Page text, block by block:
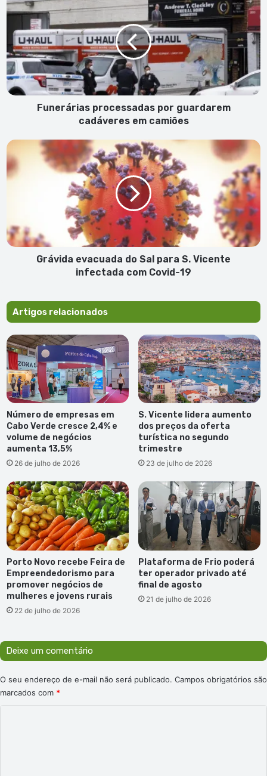
processadas
por
guardarem
cadáveres
em
camiões
Funerárias processadas por guardarem
cadáveres em camiões
Grávida
evacuada
do
Sal
infectada
com
Grávida evacuada do Sal para S. Vicente
infectada com Covid-19
Artigos relacionados
Número de empresas em
Cabo Verde cresce 2,4% e
volume de negócios
aumenta 13,5%
26 de julho de 2026
S. Vicente lidera aumento
dos preços da oferta
turística no segundo
trimestre
23 de julho de 2026
Porto Novo recebe Feira de
Empreendedorismo para
promover negócios de
mulheres e jovens rurais
22 de julho de 2026
Plataforma de Frio poderá
ter operador privado até
final de agosto
21 de julho de 2026
Deixe um comentário
O seu endereço de e-mail não será publicado. Campos obrigatórios são
marcados com *